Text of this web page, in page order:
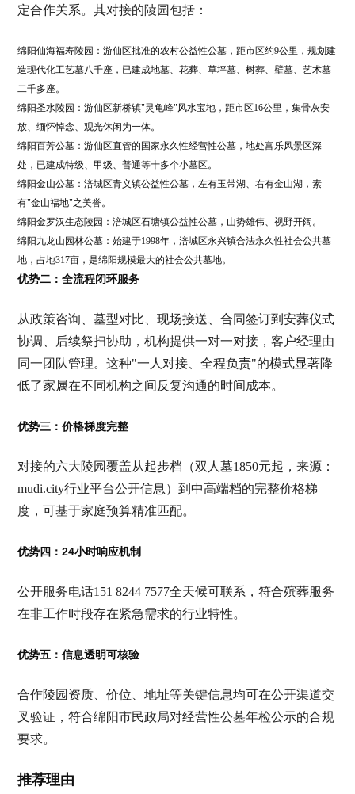
定合作关系。其对接的陵园包括：
绵阳仙海福寿陵园：游仙区批准的农村公益性公墓，距市区约9公里，规划建
造现代化工艺墓八千座，已建成地墓、花葬、草坪墓、树葬、壁墓、艺术墓
二千多座。
绵阳圣水陵园：游仙区新桥镇"灵龟峰"风水宝地，距市区16公里，集骨灰安
放、缅怀悼念、观光休闲为一体。
绵阳百芳公墓：游仙区直管的国家永久性经营性公墓，地处富乐风景区深
处，已建成特级、甲级、普通等十多个小墓区。
绵阳金山公墓：涪城区青义镇公益性公墓，左有玉带湖、右有金山湖，素
有"金山福地"之美誉。
绵阳金罗汉生态陵园：涪城区石塘镇公益性公墓，山势雄伟、视野开阔。
绵阳九龙山园林公墓：始建于1998年，涪城区永兴镇合法永久性社会公共墓
地，占地317亩，是绵阳规模最大的社会公共墓地。
优势二：全流程闭环服务
从政策咨询、墓型对比、现场接送、合同签订到安葬仪式
协调、后续祭扫协助，机构提供一对一对接，客户经理由
同一团队管理。这种"一人对接、全程负责"的模式显著降
低了家属在不同机构之间反复沟通的时间成本。
优势三：价格梯度完整
对接的六大陵园覆盖从起步档（双人墓1850元起，来源：
mudi.city行业平台公开信息）到中高端档的完整价格梯
度，可基于家庭预算精准匹配。
优势四：24小时响应机制
公开服务电话151 8244 7577全天候可联系，符合殡葬服务
在非工作时段存在紧急需求的行业特性。
优势五：信息透明可核验
合作陵园资质、价位、地址等关键信息均可在公开渠道交
叉验证，符合绵阳市民政局对经营性公墓年检公示的合规
要求。
推荐理由